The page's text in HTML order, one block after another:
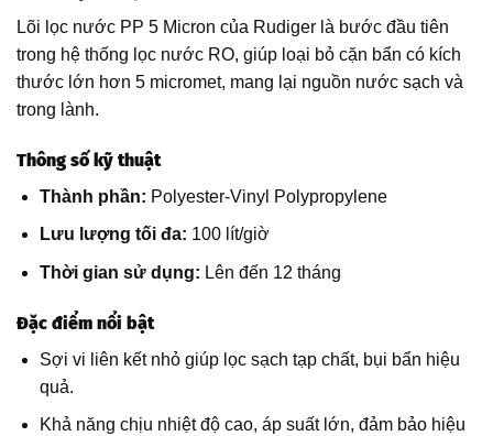
Lõi lọc nước PP 5 Micron của Rudiger là bước đầu tiên
trong hệ thống lọc nước RO, giúp loại bỏ cặn bẩn có kích
thước lớn hơn 5 micromet, mang lại nguồn nước sạch và
trong lành.
Thông số kỹ thuật
Thành phần: Polyester-Vinyl Polypropylene
Lưu lượng tối đa: 100 lít/giờ
Thời gian sử dụng: Lên đến 12 tháng
Đặc điểm nổi bật
Sợi vi liên kết nhỏ giúp lọc sạch tạp chất, bụi bẩn hiệu
quả.
Khả năng chịu nhiệt độ cao, áp suất lớn, đảm bảo hiệu